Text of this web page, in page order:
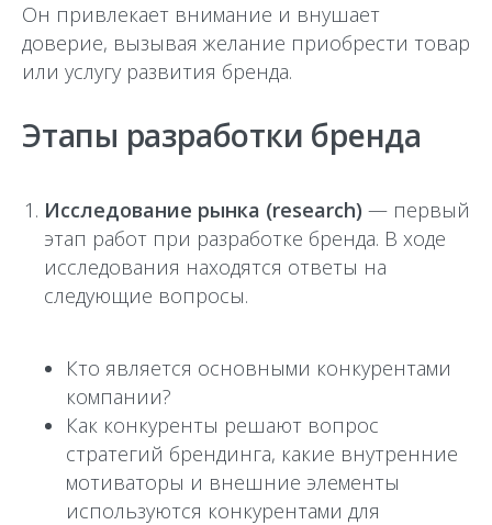
Он привлекает внимание и внушает
доверие, вызывая желание приобрести товар
или услугу развития бренда.
Этапы разработки бренда
Исследование рынка (research) — первый
этап работ при разработке бренда. В ходе
исследования находятся ответы на
следующие вопросы.
Кто является основными конкурентами
компании?
Как конкуренты решают вопрос
стратегий брендинга, какие внутренние
мотиваторы и внешние элементы
используются конкурентами для